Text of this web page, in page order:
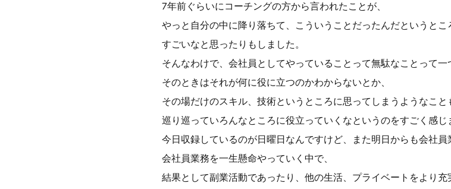
7年前ぐらいにコーチングの方から言われたことが、
やっと自分の中に降り落ちて、こういうことだったんだというとこ
すごいなと思ったりもしました。
そんなわけで、会社員としてやっていることって無駄なことって一
そのときはそれが何に役に立つのかわからないとか、
その場だけのスキル、技術というところに思ってしまうようなこと
巡り巡っていろんなところに役立っていくなというのをすごく感じ
今日収録しているのが日曜日なんですけど、また明日からも会社員
会社員業務を一生懸命やっていく中で、
結果として副業活動であったり、他の生活、プライベートをより充